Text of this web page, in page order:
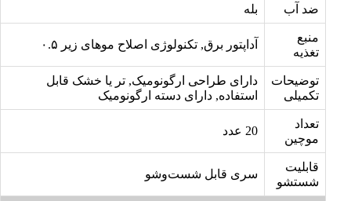
ضد آب
منبع
تغذیه
آداپتور برق, تکنولوژی اصلاح موهای زیر ۰.۵
توضیحات
تکمیلی
دارای طراحی ارگونومیک, تر یا خشک قابل
استفاده, دارای دسته ارگونومیک
تعداد
موچین
قابلیت
شستشو
سری قابل شست‌وشو